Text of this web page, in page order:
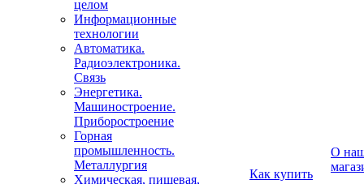
целом
Информационные
технологии
Автоматика.
Радиоэлектроника.
Связь
Энергетика.
Машиностроение.
Приборостроение
Горная
промышленность.
Металлургия
Химическая, пищевая,
Как купить
О